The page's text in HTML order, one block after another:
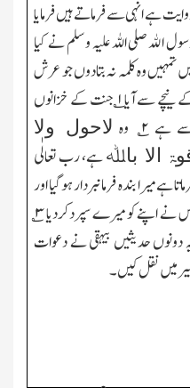
ہے انہی سے فرماتے ہیں فرمایا
اﷲ صلی اللہ علیہ و سلم نے کیا
تمہیں وہ کلمہ نہ بتادوں جو عرش
نیچے سے آیا۱؎ جنت کے خزانوں
ہے۲؎ وہ لاحول ولا
الا باﷲہے،رب تعالٰی
ہے میرا بندہ فرمانبردار ہوگیا اور
نے اپنے کو میرے سپردکردیا۳؎
دونوں حدیثیں بیہقی نے دعوات
میں نقل کیں۔